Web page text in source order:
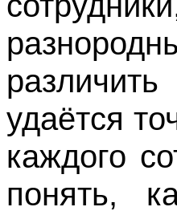
удаётся
каждого
понять,